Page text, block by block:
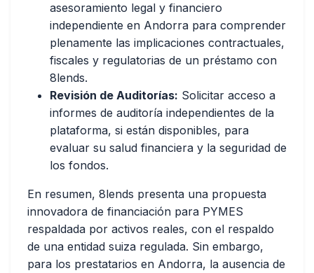
asesoramiento legal y financiero
independiente en Andorra para comprender
plenamente las implicaciones contractuales,
fiscales y regulatorias de un préstamo con
8lends.
Revisión de Auditorías: Solicitar acceso a
informes de auditoría independientes de la
plataforma, si están disponibles, para
evaluar su salud financiera y la seguridad de
los fondos.
En resumen, 8lends presenta una propuesta
innovadora de financiación para PYMES
respaldada por activos reales, con el respaldo
de una entidad suiza regulada. Sin embargo,
para los prestatarios en Andorra, la ausencia de